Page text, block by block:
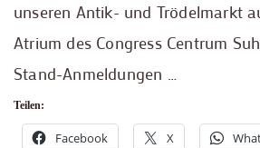
unseren Antik- und Trödelmarkt
Atrium des Congress Centrum
Stand-Anmeldungen …
Teilen:
Facebook X